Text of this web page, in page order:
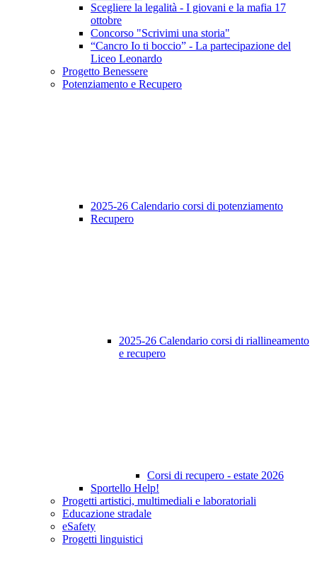
Scegliere la legalità - I giovani e la mafia 17
ottobre
Concorso "Scrivimi una storia"
“Cancro Io ti boccio” - La partecipazione del
Liceo Leonardo
Progetto Benessere
Potenziamento e Recupero
2025-26 Calendario corsi di potenziamento
Recupero
2025-26 Calendario corsi di riallineamento
e recupero
Corsi di recupero - estate 2026
Sportello Help!
Progetti artistici, multimediali e laboratoriali
Educazione stradale
eSafety
Progetti linguistici